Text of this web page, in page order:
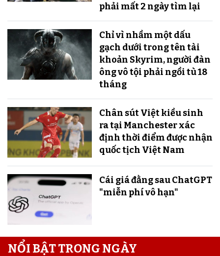
phải mất 2 ngày tìm lại
Chỉ vì nhầm một dấu
gạch dưới trong tên tài
khoản Skyrim, người đàn
ông vô tội phải ngồi tù 18
tháng
Chân sút Việt kiều sinh
ra tại Manchester xác
định thời điểm được nhận
quốc tịch Việt Nam
Cái giá đằng sau ChatGPT
"miễn phí vô hạn"
NỔI BẬT TRONG NGÀY